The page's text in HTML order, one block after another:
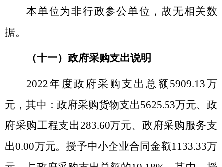
本单位为非行政参公单位，故无相关数
据。
（十一）政府采购支出说明
2022年度政府采购支出总额 5909.13万
元，其中：政府采购货物支出5625.53万元、政
府采购工程支出 283.60万元、政府采购服务支
出0.00万元。授予中小企业合同金额1133.33万